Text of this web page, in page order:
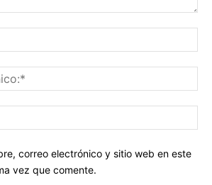
correo electrónico y sitio web en este
vez que comente.